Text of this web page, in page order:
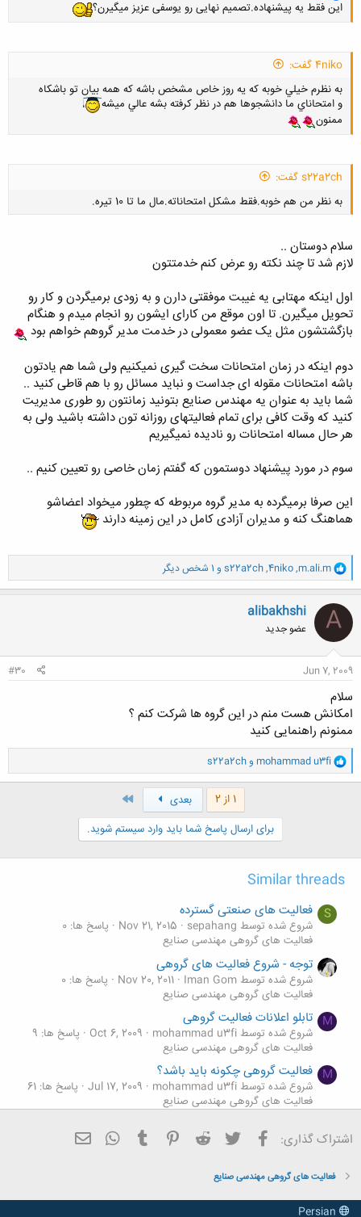
این فقط یه پیشنهاده.تصمیم نهایی رو یوسفی عزیز میگیرن؟
4niko گفت:
به نظرم خيلي خوبه كه يه روز خاص مشخص باشه كه همه بيان تو باشكاه
و امتحاناي ما دانشجوها هم در نظر كرفته بشه عالي ميشه
ممنون
s22a2ch گفت:
به نظر من هم خوبه.فقط مشکل امتحاناته.مال ما تا 10 تیره.
کلیک کنید تا باز شود...
سلام دوستان ..
لازم شد تا چند نکته رو عرض کنم خدمتتون
اول اینکه مهتابی یه غیبت موفقتی دارن و به زودی برمیگردن و کار رو
تحویل میگیرن. تا اون موقع من کارای ایشون رو انجام میدم و هنگام
بازگشتشون مثل یک عضو معمولی در خدمت مدیر گروهم خواهم بود
دوم اینکه در زمان امتحانات سخت گیری نمیکنیم ولی شما هم یادتون
باشه امتحانات مقوله ای جداست و نباید مسائل رو با هم قاطی کنید ..
شما باید به عنوان یه مهندس صنایع بتونید زمانتون رو طوری مدیریت
کنید که وقت کافی برای تمام فعالیتهای روزانه تون داشته باشید ولی به
هر حال مساله امتحانات رو نادیده نمیگیریم
سوم در مورد پیشنهاد دوستمون که گفتم زمان خاصی رو تعیین کنیم ..
این صرفا برمیگرده به مدیر گروه مربوطه که چطور میخواد اعضاشو
هماهنگ کنه و مدیران آزادی کامل در این زمینه دارند
و
ا
ک
ن
ش
ه
ا
m.ali.m
,
4niko
,
s22a2ch و 1 شخص دیگر
A
alibakhshi
عضو جدید
Jun 7, 2009
#30
سلام
امکانش هست منم در این گروه ها شرکت کنم ؟
ممنونم راهنمایی کنید
و
ا
ک
mohammad u3fi وs22a2ch
1 از 2 بعدی
برای ارسال پاسخ شما باید وارد سیستم شوید.
Similar threads
S فعالیت های صنعتی گسترده
شروع شده توسط sepahang Nov 21, 2015
پاسخ ها: 0
فعالیت های گروهی مهندسی صنایع
توجه - شروع فعالیت های گروهی
شروع شده توسط Iman Gom Nov 20, 2011
پاسخ ها: 0
فعالیت های گروهی مهندسی صنایع
M تابلو اعلانات فعالیت گروهی
شروع شده توسط mohammad u3fi Oct 6, 2009
پاسخ ها: 9
فعالیت های گروهی مهندسی صنایع
M فعالیت گروهی چکونه باید باشد؟
شروع شده توسط mohammad u3fi Jul 17, 2009 پاسخ ها: 61
فعالیت های گروهی مهندسی صنایع
فعالیت گروهی
شروع شده توسط mahtabi Mar 11, 2009
پاسخ ها: 37
اشتراک گذاری: فیسبوک تویتر Reddit
Pinterest
Tumblr
WhatsApp
فعالیت های گروهی مهندسی صنایع